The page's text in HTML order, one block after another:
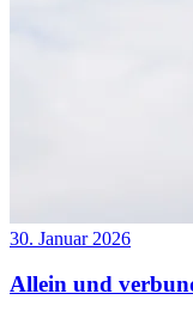
30. Januar 2026
Allein und